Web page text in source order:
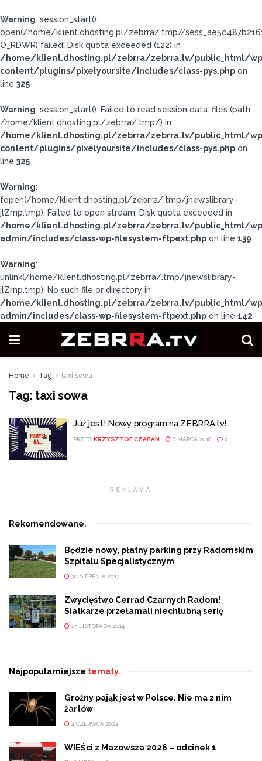
Warning: session_start():
open(/home/klient.dhosting.pl/zebrra/.tmp//
O_RDWR) failed: Disk quota exceeded (122) in
/home/klient.dhosting.pl/zebrra/zebrra.tv/public_html/
content/plugins/pixelyoursite/includes/class-pys.php on
line 325
Warning: session_start(): Failed to read session data: files (path:
/home/klient.dhosting.pl/zebrra/.tmp/) in
/home/klient.dhosting.pl/zebrra/zebrra.tv/public_html/
content/plugins/pixelyoursite/includes/class-pys.php on
line 325
Warning:
fopen(/home/klient.dhosting.pl/zebrra/.tmp/jnewslibrary-
jlZrnp.tmp): Failed to open stream: Disk quota exceeded in
/home/klient.dhosting.pl/zebrra/zebrra.tv/public_html/
admin/includes/class-wp-filesystem-ftpext.php on line 139
Warning:
unlink(/home/klient.dhosting.pl/zebrra/.tmp/jnewslibrary-
jlZrnp.tmp): No such file or directory in
/home/klient.dhosting.pl/zebrra/zebrra.tv/public_html/
admin/includes/class-wp-filesystem-ftpext.php on line 142
Home Tag taxi sowa
Tag: taxi sowa
Już jest! Nowy program na ZEBRRA.tv!
PRZEZ KRZYSZTOF CZABAN 6 MARCA 2018 0
REKLAMA
Rekomendowane.
Będzie nowy, płatny parking przy Radomskim
Szpitalu Specjalistycznym
30 SIERPNIA 2017
Zwycięstwo Cerrad Czarnych Radom!
Siatkarze przełamali niechlubną serię
23 LISTOPADA 2014
Najpopularniejsze tematy.
Groźny pająk jest w Polsce. Nie ma z nim
żartów
4 CZERWCA 2024
WIEŚci z Mazowsza 2026 – odcinek 1